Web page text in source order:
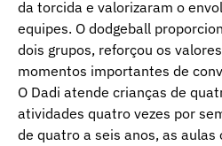
da torcida e valorizaram o
equipes. O dodgeball
dois grupos, reforçou os
momentos importantes de
O Dadi atende crianças de
atividades quatro vezes por
de quatro a seis anos, as aulas